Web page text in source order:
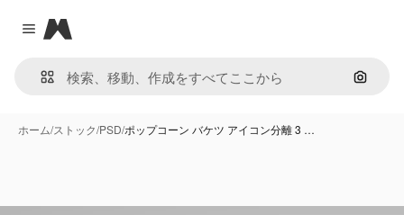
Close menu
Magnific
画像で
ホーム/ストック/PSD/ポップコーン バケツ アイコン分離 3 …